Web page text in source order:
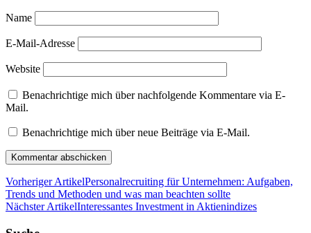
Name
E-Mail-Adresse
Website
Benachrichtige mich über nachfolgende Kommentare via E-
Mail.
Benachrichtige mich über neue Beiträge via E-Mail.
Vorheriger ArtikelPersonalrecruiting für Unternehmen: Aufgaben,
Trends und Methoden und was man beachten sollte
Nächster ArtikelInteressantes Investment in Aktienindizes